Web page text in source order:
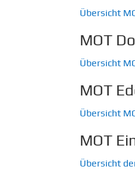
Übersicht
MOT
Übersicht
MOT
Übersicht
MOT
Übersicht